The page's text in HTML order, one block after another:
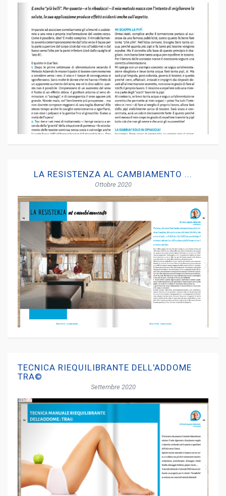
LA RESISTENZA AL CAMBIAMENTO ...
Ottobre 2020
TECNICA RIEQUILIBRANTE DELL'ADDOME
TRA©
Settembre 2020